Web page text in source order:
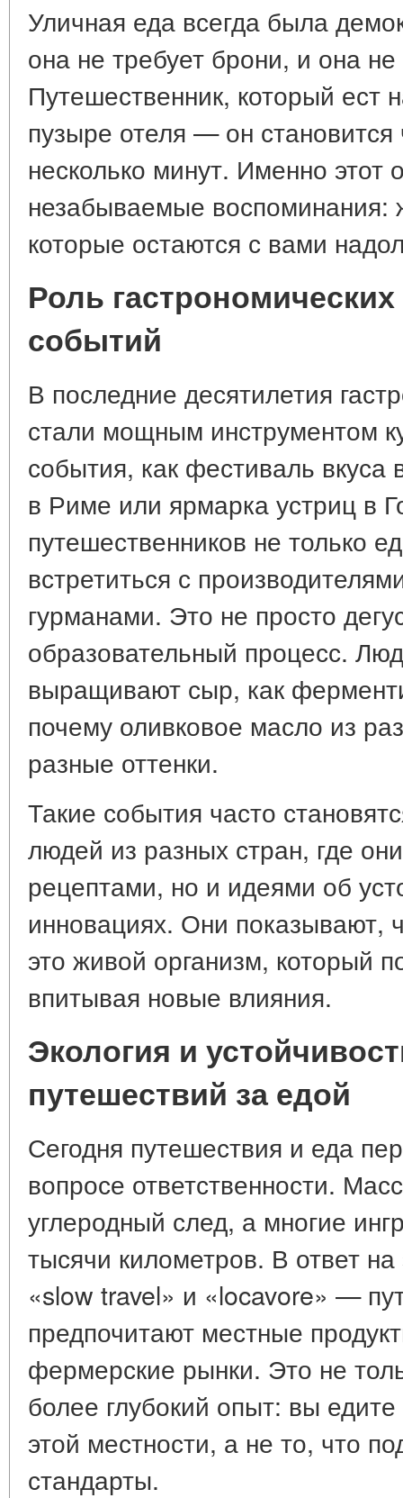
Уличная еда всегда была
она не требует брони, и она
Путешественник, который ест
пузыре отеля — он
несколько минут. Именно этот
незабываемые воспоминания:
которые остаются с вами
Роль
событий
В последние десятилетия
стали мощным инструментом
события, как фестиваль
в Риме или ярмарка устриц в
путешественников не только
встретиться с
гурманами. Это не просто
образовательный процесс.
выращивают сыр, как
почему оливковое масло из
разные оттенки.
Такие события часто
людей из разных стран, где
рецептами, но и идеями об
инновациях. Они показывают,
это живой организм, который
впитывая новые влияния.
Экология и
путешествий за едой
Сегодня путешествия и еда
вопросе ответственности.
углеродный след, а многие
тысячи километров. В ответ
«slow travel» и «locavore» —
предпочитают местные
фермерские рынки. Это не
более глубокий опыт: вы
этой местности, а не то, что
стандарты.